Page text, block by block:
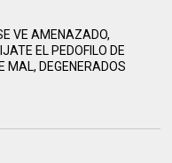
VE AMENAZADO,
EL PEDOFILO DE
MAL, DEGENERADOS